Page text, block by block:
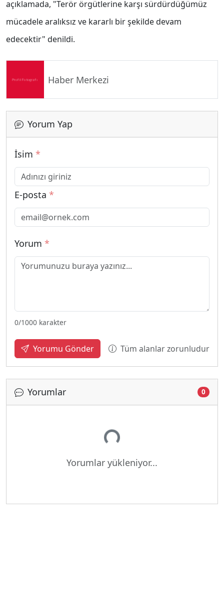
açıklamada, "Terör örgütlerine karşı sürdürdüğümüz
mücadele aralıksız ve kararlı bir şekilde devam
edecektir" denildi.
Haber Merkezi
Yorum Yap
İsim *
E-posta *
Yorum *
0/1000 karakter
Yorumu Gönder Tüm alanlar zorunludur
Yorumlar 0
Yükleniyor...
Yorumlar yükleniyor...